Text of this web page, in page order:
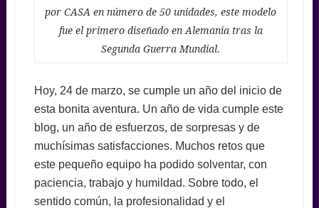
por CASA en número de 50 unidades, este modelo
fue el primero diseñado en Alemania tras la
Segunda Guerra Mundial.
Hoy, 24 de marzo, se cumple un año del inicio de
esta bonita aventura. Un año de vida cumple este
blog, un año de esfuerzos, de sorpresas y de
muchísimas satisfacciones. Muchos retos que
este pequeño equipo ha podido solventar, con
paciencia, trabajo y humildad. Sobre todo, el
sentido común, la profesionalidad y el